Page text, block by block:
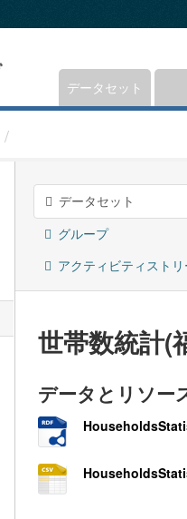
データセット
データセット
グループ
アクティビティスト
世帯数統計(
データとリソー